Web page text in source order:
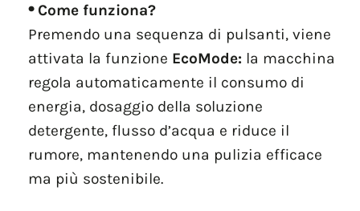
Come funziona?
Premendo una sequenza di pulsanti, viene
attivata la funzione EcoMode: la macchina
regola automaticamente il consumo di
energia, dosaggio della soluzione
detergente, flusso d’acqua e riduce il
rumore, mantenendo una pulizia efficace
ma più sostenibile.